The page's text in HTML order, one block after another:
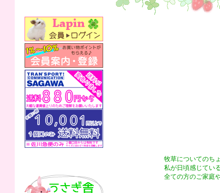
牧草についてのち
私が日頃感じてい
全ての方のご家庭